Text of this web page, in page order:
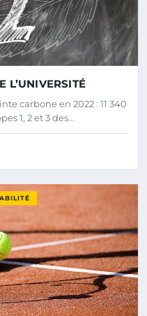
L’UNIVERSITÉ
carbone en 2022 : 11 340
1, 2 et 3 des…